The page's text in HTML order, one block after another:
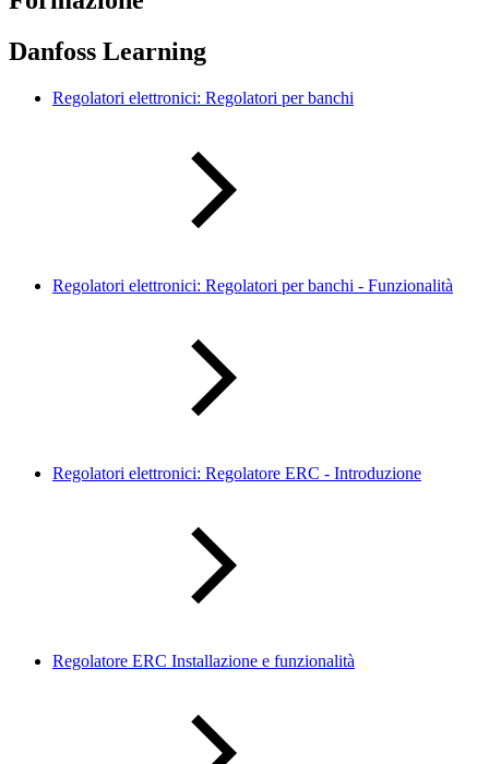
Danfoss Learning
Regolatori elettronici: Regolatori per banchi
Regolatori elettronici: Regolatori per banchi - Funzionalità
Regolatori elettronici: Regolatore ERC - Introduzione
Regolatore ERC Installazione e funzionalità